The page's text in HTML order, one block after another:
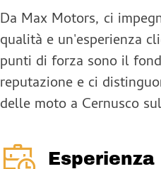
Da Max Motors, ci
qualità e un'esperienza
punti di forza sono il
reputazione e ci
delle moto a Cernusco